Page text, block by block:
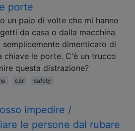
porte
un paio di volte che mi hanno
da casa o dalla macchina
semplicemente dimenticato di
chiave le porte. C'è un trucco
questa distrazione?
car safety
impedire /
le persone dal rubare